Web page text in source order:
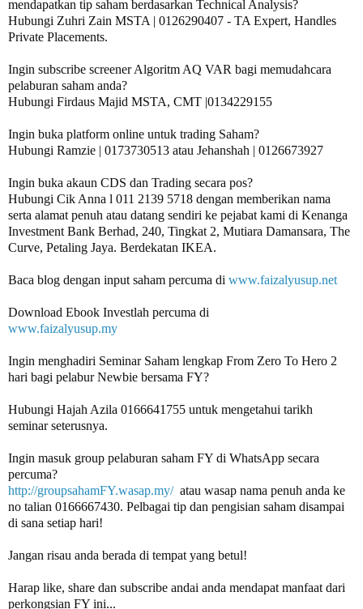
mendapatkan tip saham berdasarkan Technical Analysis?
Hubungi Zuhri Zain MSTA | 0126290407 - TA Expert, Handles
Private Placements.
Ingin subscribe screener Algoritm AQ VAR bagi memudahcara
pelaburan saham anda?
Hubungi Firdaus Majid MSTA, CMT |0134229155
Ingin buka platform online untuk trading Saham?
Hubungi Ramzie | 0173730513 atau Jehanshah | 0126673927
Ingin buka akaun CDS dan Trading secara pos?
Hubungi Cik Anna l 011 2139 5718 dengan memberikan nama
serta alamat penuh atau datang sendiri ke pejabat kami di Kenanga
Investment Bank Berhad, 240, Tingkat 2, Mutiara Damansara, The
Curve, Petaling Jaya. Berdekatan IKEA.
Baca blog dengan input saham percuma di www.faizalyusup.net
www.faizalyusup.my
Ingin menghadiri Seminar Saham lengkap From Zero To Hero 2
Hubungi Hajah Azila 0166641755 untuk mengetahui tarikh
seminar seterusnya.
Ingin masuk group pelaburan saham FY di WhatsApp secara
percuma?
http://groupsahamFY.wasap.my/
  atau wasap nama penuh anda ke
no talian 0166667430. Pelbagai tip dan pengisian saham disampai
di sana setiap hari!
Jangan risau anda berada di tempat yang betul!
Harap like, share dan subscribe andai anda mendapat manfaat dari
perkongsian FY ini...